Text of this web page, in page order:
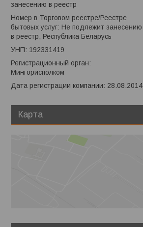
занесению в реестр
Номер в Торговом реестре/Реестре
бытовых услуг: Не подлежит занесению
в реестр, Республика Беларусь
УНП: 192331419
Регистрационный орган:
Мингорисполком
Дата регистрации компании: 28.08.2014
Карта